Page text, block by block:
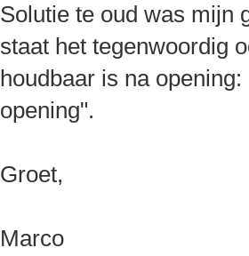
Solutie te oud was mijn
staat het tegenwoordig
houdbaar is na
opening".
Groet,
Marco